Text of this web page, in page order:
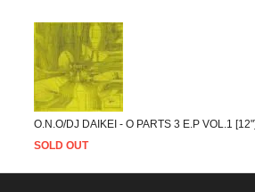
O.N.O/DJ DAIKEI - O PARTS 3 E.P VOL.1
SOLD OUT